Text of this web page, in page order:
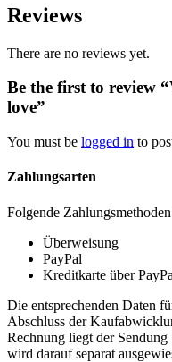
Reviews
There are no reviews yet.
Be the first to review
love”
You must be logged in to
Zahlungsarten
Folgende
Überweisung
PayPal
Kreditkarte über
Die entsprechenden Daten
Abschluss der
Rechnung liegt der
wird darauf separat